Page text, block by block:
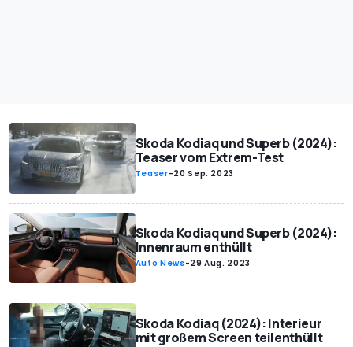
Skoda Kodiaq und Superb (2024):
Teaser vom Extrem-Test
Teaser-20 Sep. 2023
Skoda Kodiaq und Superb (2024):
Innenraum enthüllt
Auto News-29 Aug. 2023
Skoda Kodiaq (2024): Interieur
mit großem Screen teilenthüllt